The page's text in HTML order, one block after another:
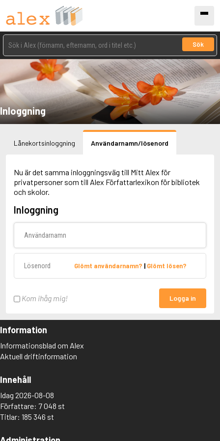
Sök
Inloggning
Lånekortsinloggning Användarnamn/lösenord
Nu är det samma inloggningsväg till Mitt Alex för
privatpersoner som till Alex Författarlexikon för bibliotek
och skolor.
Inloggning
Glömt användarnamn? | Glömt lösen?
Kom ihåg mig! Logga in
Information
Informationsblad om Alex
Aktuell driftinformation
Innehåll
Idag 2026-08-08
Författare: 7 048 st
Titlar: 185 346 st